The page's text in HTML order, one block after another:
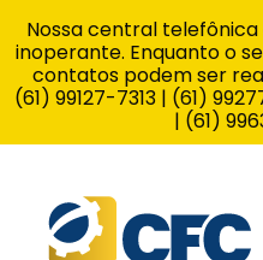
Nossa central
inoperante. Enquanto o
contatos podem ser
(61) 99127-7313 | (61)
| (61)